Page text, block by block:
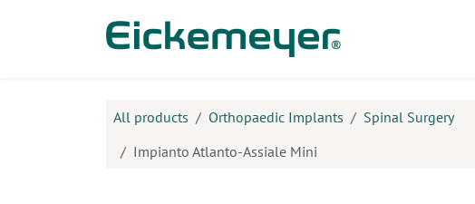
All products Orthopaedic Implants
Spinal Surgery
Impianto Atlanto-Assiale Mini